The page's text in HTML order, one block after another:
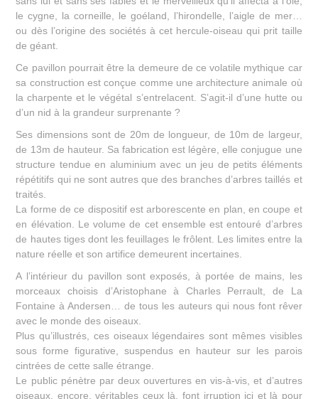
le cygne, la corneille, le goéland, l’hirondelle, l’aigle de mer…
ou dès l’origine des sociétés à cet hercule-oiseau qui prit taille
de géant.
Ce pavillon pourrait être la demeure de ce volatile mythique car
sa construction est conçue comme une architecture animale où
la charpente et le végétal s’entrelacent. S’agit-il d’une hutte ou
d’un nid à la grandeur surprenante ?
Ses dimensions sont de 20m de longueur, de 10m de largeur,
de 13m de hauteur. Sa fabrication est légère, elle conjugue une
structure tendue en aluminium avec un jeu de petits éléments
répétitifs qui ne sont autres que des branches d’arbres taillés et
traités.
La forme de ce dispositif est arborescente en plan, en coupe et
en élévation. Le volume de cet ensemble est entouré d’arbres
de hautes tiges dont les feuillages le frôlent. Les limites entre la
nature réelle et son artifice demeurent incertaines.
A l’intérieur du pavillon sont exposés, à portée de mains, les
morceaux choisis d’Aristophane à Charles Perrault, de La
Fontaine à Andersen… de tous les auteurs qui nous font rêver
avec le monde des oiseaux.
Plus qu’illustrés, ces oiseaux légendaires sont mêmes visibles
sous forme figurative, suspendus en hauteur sur les parois
cintrées de cette salle étrange.
Le public pénètre par deux ouvertures en vis-à-vis, et d’autres
oiseaux, encore, véritables ceux là, font irruption ici et là pour